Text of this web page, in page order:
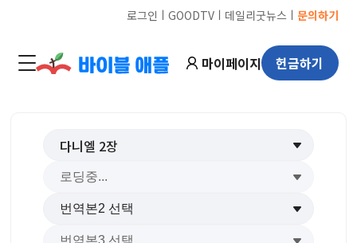
로그인 ㅣ GOODTVㅣ 데일리굿뉴스 ㅣ 문의하기
마이페이지 헌금하기
다니엘 2장